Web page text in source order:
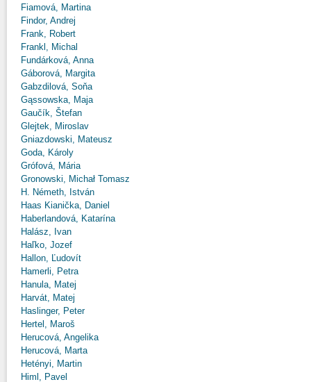
Fiamová, Martina
Findor, Andrej
Frank, Robert
Frankl, Michal
Fundárková, Anna
Gáborová, Margita
Gabzdilová, Soňa
Gąssowska, Maja
Gaučík, Štefan
Glejtek, Miroslav
Gniazdowski, Mateusz
Goda, Károly
Grófová, Mária
Gronowski, Michał Tomasz
H. Németh, István
Haas Kianička, Daniel
Haberlandová, Katarína
Halász, Ivan
Haľko, Jozef
Hallon, Ľudovít
Hamerli, Petra
Hanula, Matej
Harvát, Matej
Haslinger, Peter
Hertel, Maroš
Herucová, Angelika
Herucová, Marta
Hetényi, Martin
Himl, Pavel